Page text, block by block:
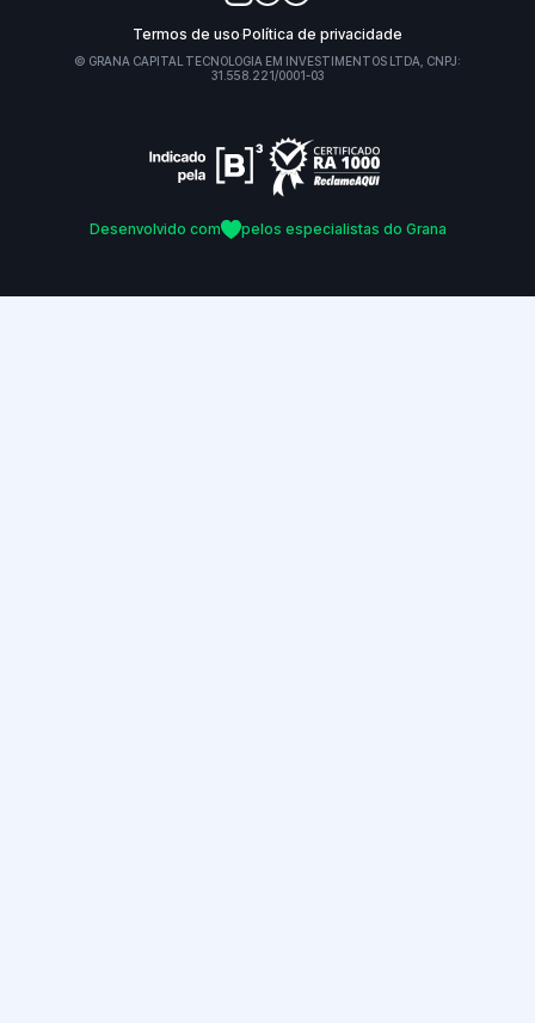
Termos de uso Política de privacidade
© GRANA CAPITAL TECNOLOGIA EM INVESTIMENTOS LTDA, CNPJ:
31.558.221/0001-03
Desenvolvido com pelos especialistas do Grana